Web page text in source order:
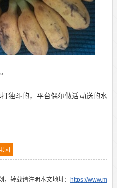
独斗的，平台偶尔做活动送的水
园
，转载请注明本文地址： https://www.m